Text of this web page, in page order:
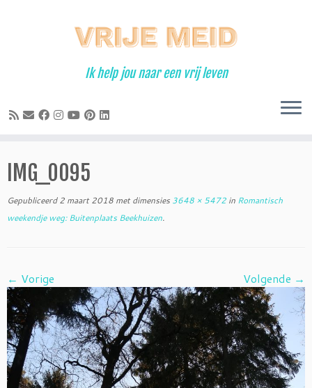
Ik help jou naar een vrij leven
IMG_0095
Gepubliceerd 2 maart 2018 met dimensies 3648 × 5472 in Romantisch
weekendje weg: Buitenplaats Beekhuizen.
← Vorige Volgende →